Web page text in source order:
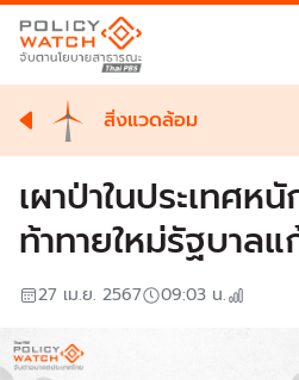
สิ่งแวดล้อม
เผาป่าในประเทศห
ท้าทายใหม่รัฐบาล
27 เม.ย. 2567 09:03 น.